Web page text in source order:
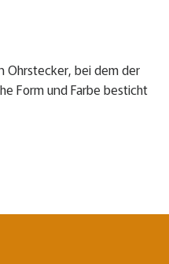
Ohrstecker, bei dem der
Form und Farbe besticht